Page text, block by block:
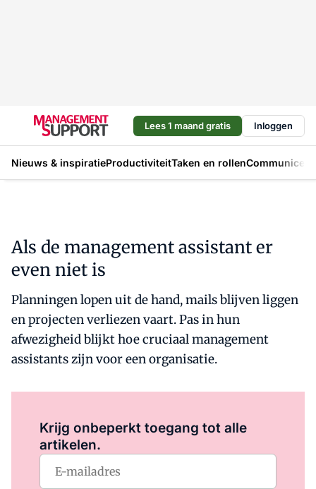
Lees 1 maand gratis Inloggen
Nieuws & inspiratieProductiviteitTaken en rollen
Als de management assistant er
even niet is
Planningen lopen uit de hand, mails blijven liggen
en projecten verliezen vaart. Pas in hun
afwezigheid blijkt hoe cruciaal management
assistants zijn voor een organisatie.
Krijg onbeperkt toegang tot alle
artikelen.